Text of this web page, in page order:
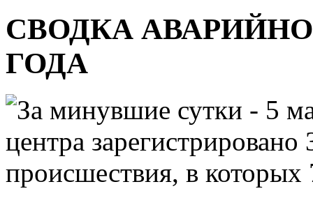
СВОДКА
ГОДА
За минувшие сутки - 5
центра
происшествия, в